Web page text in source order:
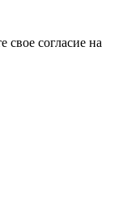
согласие на